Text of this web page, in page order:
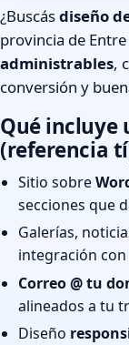
¿Buscásdiseño
provincia de
administrables,
conversión y
Qué
(referencia
Sitio sobre
secciones que
Galerías,
integración con
Correo @ tu
alineados a tu
Diseño